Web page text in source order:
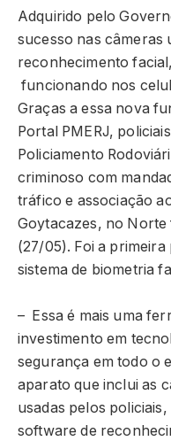
Adquirido pelo
sucesso nas câmeras
reconhecimento
funcionando nos
Graças a essa nova
Portal PMERJ,
Policiamento
criminoso com
tráfico e associação
Goytacazes, no
(27/05). Foi a
sistema de biometria
– Essa é mais uma
investimento em
segurança em todo o
aparato que inclui as
usadas pelos
software de